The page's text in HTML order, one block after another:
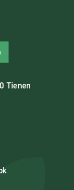
Tienen